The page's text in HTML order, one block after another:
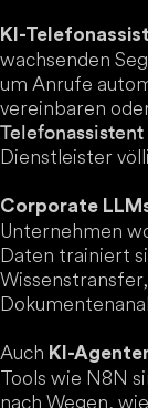
KI-
wachsenden
um Anrufe
vereinbaren
Telefonassistent
Dienstleister
Corporate
Unternehmen
Daten trainiert
Auch KI-
Tools wie N8N
nach Wegen,